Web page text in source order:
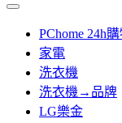
PChome 24h
家電
洗衣機
洗衣機→品牌
LG樂金